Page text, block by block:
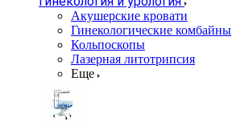
Акушерские кровати
Гинекологические комбайны
Кольпоскопы
Лазерная литотрипсия
Еще